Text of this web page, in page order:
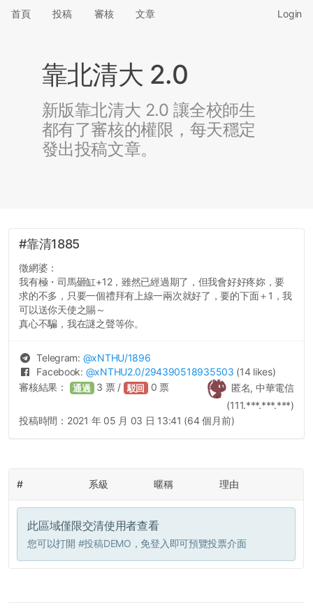
首頁 投稿 審核 文章 Login
靠北清大 2.0
新版靠北清大 2.0 讓全校師生
都有了審核的權限，每天穩定
發出投稿文章。
#靠清1885
徵網婆：
我有極・司馬砸缸+12，雖然已經過期了，但我會好好疼妳，要
求的不多，只要一個禮拜有上線一兩次就好了，要的下面＋1，我
可以送你天使之賜～
真心不騙，我在謎之聲等你。
Telegram: @xNTHU/1896
Facebook: @xNTHU2.0/294390518935503 (14 likes)
匿名, 中華電信
(111.***.***.***)
審核結果： 通過 3 票 / 駁回 0 票
投稿時間： 2021 年 05 月 03 日 13:41 (64 個月前)
# 系級 暱稱 理由
此區域僅限交清使用者查看
您可以打開 #投稿DEMO ，免登入即可預覽投票介面